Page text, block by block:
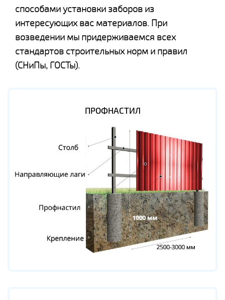
способами установки заборов из
интересующих вас материалов. При
возведении мы придерживаемся всех
стандартов строительных норм и правил
(СНиПы, ГОСТы).
ПРОФНАСТИЛ